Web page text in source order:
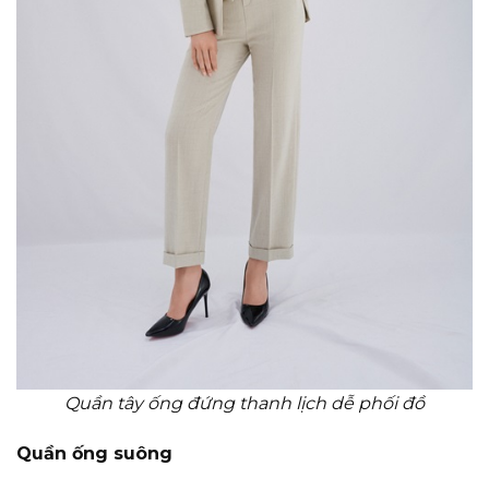
Quần tây ống đứng thanh lịch dễ phối đồ
Quần ống suông